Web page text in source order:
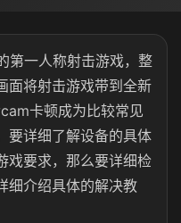
第一人称射击游戏，整
面将射击游戏带到全新
卡顿成为比较常见
要详细了解设备的具体
戏要求，那么要详细检
细介绍具体的解决教